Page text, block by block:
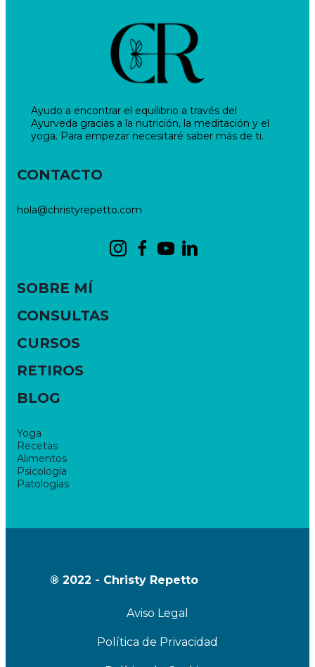
Ayudo a encontrar el equilibrio a través del
Ayurveda gracias a la nutrición, la meditación y el
yoga. Para empezar necesitaré saber más de ti.
CONTACTO
hola@christyrepetto.com
SOBRE MÍ
CONSULTAS
CURSOS
RETIROS
BLOG
Yoga
Recetas
Alimentos
Psicología
Patologías
® 2022 - Christy Repetto
Aviso Legal
Política de Privacidad